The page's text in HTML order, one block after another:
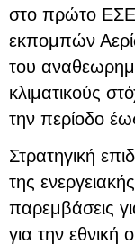
στο πρώτο
εκπομπών
του
κλιματικούς
την περίοδο
Στρατηγική
της
παρεμβάσεις
για την εθνική